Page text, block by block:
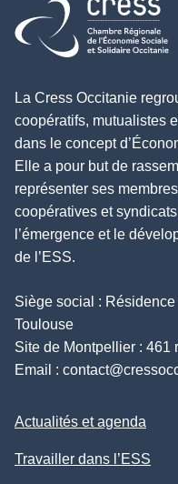
Retour à l'accueil
La Cress Occitanie
coopératifs, mutualistes
dans le concept
Elle a pour but de
représenter ses
coopératives et
l’émergence et le
de l’ESS.
Siège social :
Toulouse
Site de Montpellier : 461
Email :
Actualités et agenda
Travailler dans l’ESS